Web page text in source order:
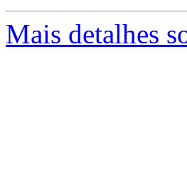
Mais detalhes